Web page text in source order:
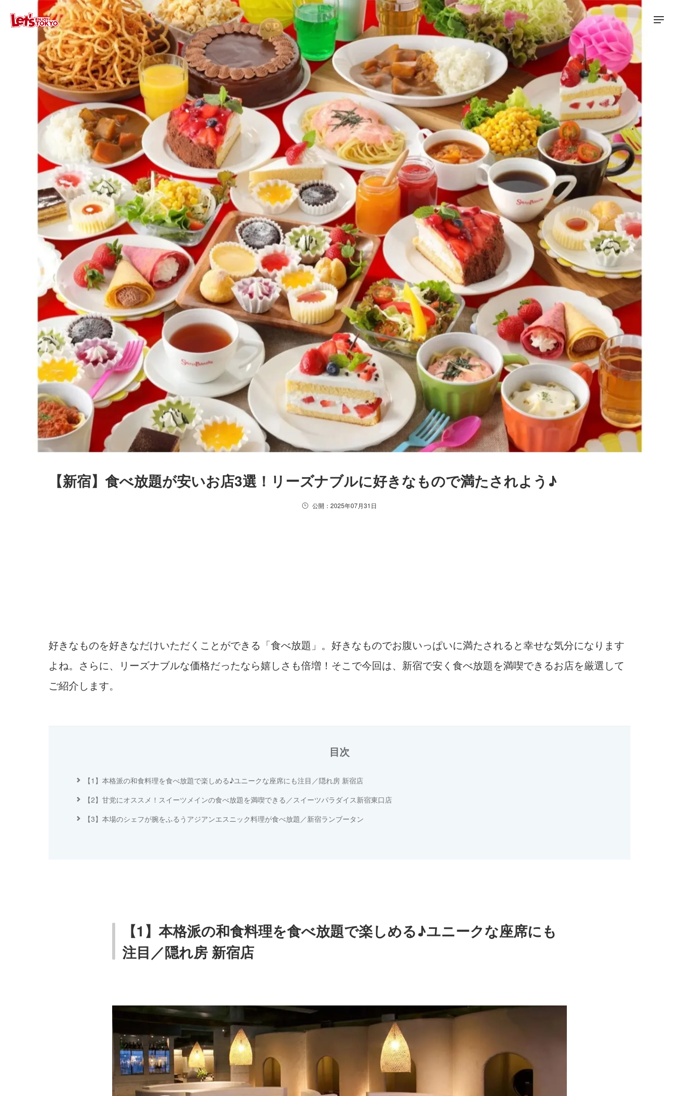
【新宿】食べ放題が安いお店3選！リーズナブルに好きなもので満たされよう♪
公開：2025年07月31日
好きなものを好きなだけいただくことができる「食べ放題」。好きなものでお腹いっぱいに満たされると幸せな気分になります
よね。さらに、リーズナブルな価格だったなら嬉しさも倍増！そこで今回は、新宿で安く食べ放題を満喫できるお店を厳選して
ご紹介します。
目次
【1】本格派の和食料理を食べ放題で楽しめる♪ユニークな座席にも注目／隠れ房 新宿店
【2】甘党にオススメ！スイーツメインの食べ放題を満喫できる／スイーツパラダイス新宿東口店
【3】本場のシェフが腕をふるうアジアンエスニック料理が食べ放題／新宿ランブータン
【1】本格派の和食料理を食べ放題で楽しめる♪ユニークな座席にも
注目／隠れ房 新宿店